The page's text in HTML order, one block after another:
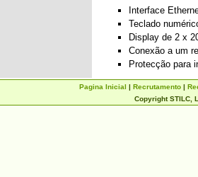
Interface
Teclado
Display de 2 x
Conexão a um
Protecção para
Pagina Inicial | Recrutamento |
Copyright STILC,